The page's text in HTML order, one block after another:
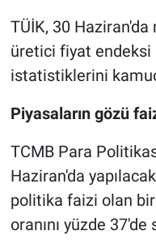
TÜİK, 30 Haziran'da
üretici fiyat endeksi
istatistiklerini
Piyasaların gözü
TCMB Para
Haziran'da
politika faizi olan
oranını yüzde